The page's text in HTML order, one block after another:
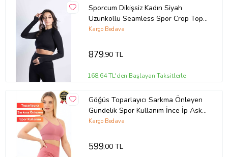
Sporcum Dikişsiz Kadın Siyah
Uzunkollu Seamless Spor Crop Top
– Sirius Serisi
Kargo Bedava
879,90 TL
168,64 TL'den Başlayan Taksitlerle
Göğüs Toparlayıcı Sarkma Önleyen
Gündelik Spor Kullanım İnce İp Askılı
Pedli Çizgili Crop Büstiyer (Pembe)
Kargo Bedava
599,00 TL